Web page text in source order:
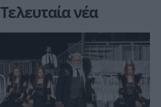
Τελευταία νέα